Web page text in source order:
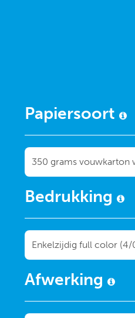
Papiersoort
Bedrukking
Afwerking